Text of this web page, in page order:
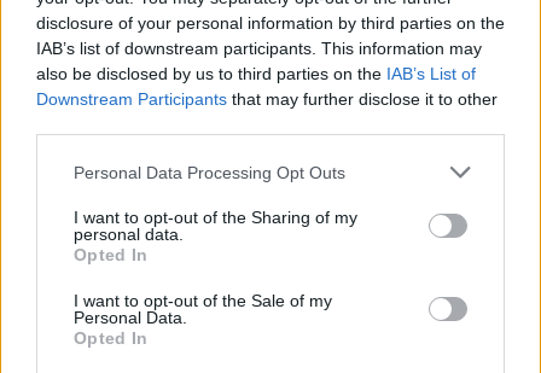
disclosure of your personal information by third parties on the
IAB’s list of downstream participants. This information may
also be disclosed by us to third parties on the IAB’s List of
Downstream Participants that may further disclose it to other
Personal Data Processing Opt Outs
I want to opt-out of the Sharing of my
personal data.
Opted In
I want to opt-out of the Sale of my
Personal Data.
Opted In
ΟΦΗ: Έκλεισε τον Λορέντσο Ντίκμαν
18:21
ΕΛΓΕΚΑ: Προληπτική ανάκληση γνωστής μαρμελάδας
18:05
από τη γέννηση του Κώστα Μουντάκη
Νεκρή μεγαλόσωμη αρκούδα στην Καστοριά, πιθανόν
από πυροβολισμό